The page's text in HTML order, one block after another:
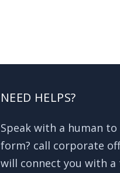
NEED HELPS?
Speak with a human
form? call corporate
will connect you with a